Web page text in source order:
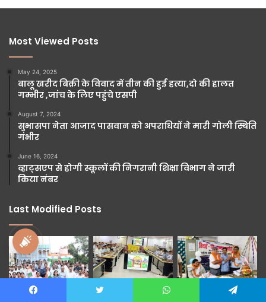
Most Viewed Posts
May 24, 2025
बालू खरीद बिक्री के विवाद में तीन की हुई हत्या,दो की हालत
गम्भीर ,जांच के लिए पहुंचे एसपी
August 7, 2024
सुभासपा नेता आजाद पासवान को अपराधियों ने मारी गोली स्थिति
गंभीर
June 16, 2024
व्हाट्सएप से होगी स्कूलों की निगरानी शिक्षा विभाग ने जारी
किया नंबर
Last Modified Posts
national awaz